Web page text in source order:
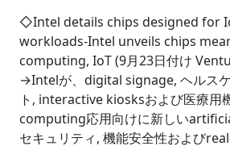
◇Intel details chips designed for
workloads-Intel unveils chips
computing, IoT (9月23日付け
→Intelが、digital signage, ヘルス
ト, interactive kiosksおよび医療用
computing応用向けに新しい
セキュリティ, 機能安全性および